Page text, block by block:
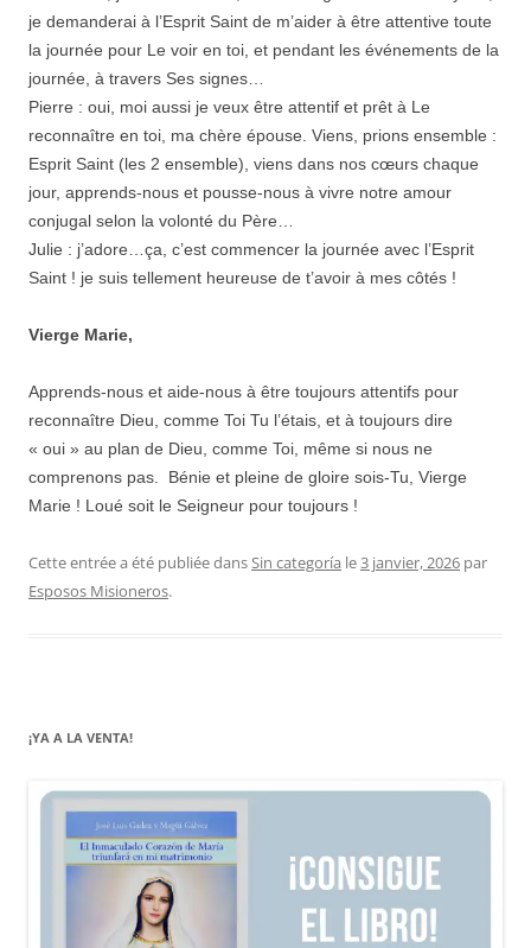
je demanderai à l’Esprit Saint de m’aider à être attentive toute
la journée pour Le voir en toi, et pendant les événements de la
journée, à travers Ses signes…
Pierre : oui, moi aussi je veux être attentif et prêt à Le
reconnaître en toi, ma chère épouse. Viens, prions ensemble :
Esprit Saint (les 2 ensemble), viens dans nos cœurs chaque
jour, apprends-nous et pousse-nous à vivre notre amour
conjugal selon la volonté du Père…
Julie : j’adore…ça, c’est commencer la journée avec l’Esprit
Saint ! je suis tellement heureuse de t’avoir à mes côtés !
Vierge Marie,
Apprends-nous et aide-nous à être toujours attentifs pour
reconnaître Dieu, comme Toi Tu l’étais, et à toujours dire
« oui » au plan de Dieu, comme Toi, même si nous ne
comprenons pas. Bénie et pleine de gloire sois-Tu, Vierge
Marie ! Loué soit le Seigneur pour toujours !
Cette entrée a été publiée dansSin categoría le3 janvier, 2026 par
Esposos Misioneros.
¡YA A LA VENTA!